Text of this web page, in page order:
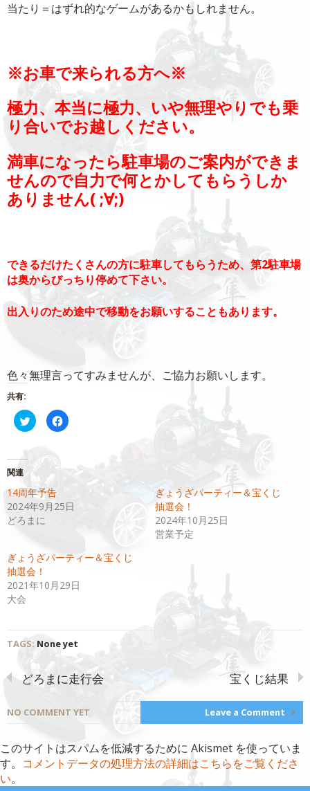
当たり＝はずれ的なゲームがあるかもしれません。
※お車で来られる方へ※
極力、本当に極力、いや無理やりでも乗
り合いでお越しください。
満車になったら駐車場のご案内ができま
せんので自力で何とかしてもらうしか
ありません( ;∀;)
できるだけたくさんの方に駐車してもらうため、第2駐車場
は奥からびっちり停めて下さい。
出入りのため途中で移動をお願いすることもあります。
色々無理言ってすみませんが、ご協力お願いします。
共有:
ク
リ
で
有
(新
し
い
ウ
ウ
で
開
き
ま
Facebook
で
に
ッ
ク
い
い
ウ
で
開
き
ま
関連
14周年予告
2024年9月25日
どろまに
ぎょうざパーティー＆宝くじ
抽選会！
2024年10月25日
営業予定
ぎょうざパーティー＆宝くじ
抽選会！
2021年10月29日
大会
TAGS: None yet
どろまに走行会 宝くじ結果
NO COMMENT YET Leave a Comment >
このサイトはスパムを低減するために Akismet を使っていま
す。 コメントデータの処理方法の詳細はこちらをご覧くださ
い。